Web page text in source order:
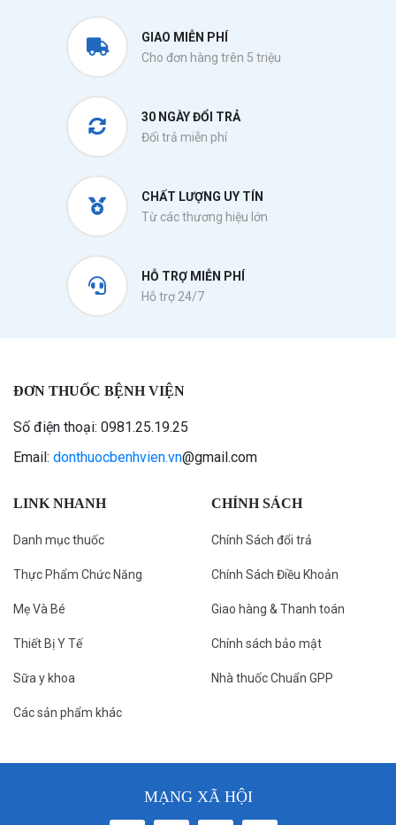
GIAO MIỄN PHÍ
Cho đơn hàng trên 5 triệu
30 NGÀY ĐỔI TRẢ
Đổi trả miễn phí
CHẤT LƯỢNG UY TÍN
Từ các thương hiệu lớn
HỖ TRỢ MIỄN PHÍ
Hỗ trợ 24/7
ĐƠN THUỐC BỆNH VIỆN
Số điện thoại: 0981.25.19.25
Email: donthuocbenhvien.vn@gmail.com
LINK NHANH
Danh mục thuốc
Thực Phẩm Chức Năng
Mẹ Và Bé
Thiết Bị Y Tế
Sữa y khoa
Các sản phẩm khác
CHÍNH SÁCH
Chính Sách đổi trả
Chính Sách Điều Khoản
Giao hàng & Thanh toán
Chính sách bảo mật
Nhà thuốc Chuẩn GPP
MẠNG XÃ HỘI